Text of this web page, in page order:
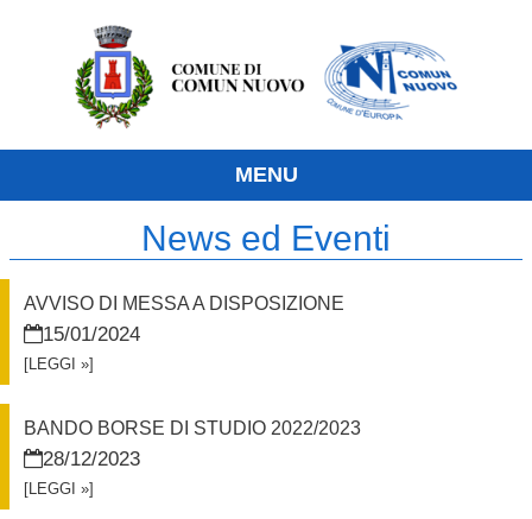
MENU
News ed Eventi
AVVISO DI MESSA A DISPOSIZIONE
15/01/2024
[LEGGI »]
BANDO BORSE DI STUDIO 2022/2023
28/12/2023
[LEGGI »]